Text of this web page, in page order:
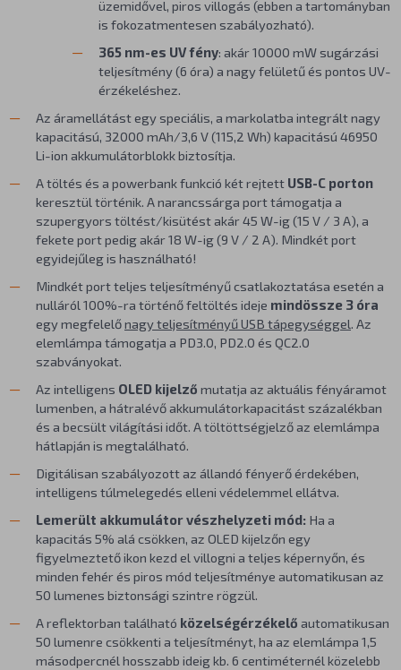
üzemidővel, piros villogás (ebben a tartományban
is fokozatmentesen szabályozható).
365 nm-es UV fény: akár 10000 mW sugárzási
teljesítmény (6 óra) a nagy felületű és pontos UV-
érzékeléshez.
Az áramellátást egy speciális, a markolatba integrált nagy
kapacitású, 32000 mAh/3,6 V (115,2 Wh) kapacitású 46950
Li-ion akkumulátorblokk biztosítja.
A töltés és a powerbank funkció két rejtett USB-C porton
keresztül történik. A narancssárga port támogatja a
szupergyors töltést/kisütést akár 45 W-ig (15 V / 3 A), a
fekete port pedig akár 18 W-ig (9 V / 2 A). Mindkét port
egyidejűleg is használható!
Mindkét port teljes teljesítményű csatlakoztatása esetén a
nulláról 100%-ra történő feltöltés ideje mindössze 3 óra
egy megfelelőnagy teljesítményű USB tápegységgel. Az
elemlámpa támogatja a PD3.0, PD2.0 és QC2.0
szabványokat.
Az intelligens OLED kijelző mutatja az aktuális fényáramot
lumenben, a hátralévő akkumulátorkapacitást százalékban
és a becsült világítási időt. A töltöttségjelző az elemlámpa
hátlapján is megtalálható.
Digitálisan szabályozott az állandó fényerő érdekében,
intelligens túlmelegedés elleni védelemmel ellátva.
Lemerült akkumulátor vészhelyzeti mód: Ha a
kapacitás 5% alá csökken, az OLED kijelzőn egy
figyelmeztető ikon kezd el villogni a teljes képernyőn, és
minden fehér és piros mód teljesítménye automatikusan az
50 lumenes biztonsági szintre rögzül.
A reflektorban található közelségérzékelő automatikusan
50 lumenre csökkenti a teljesítményt, ha az elemlámpa 1,5
másodpercnél hosszabb ideig kb. 6 centiméternél közelebb